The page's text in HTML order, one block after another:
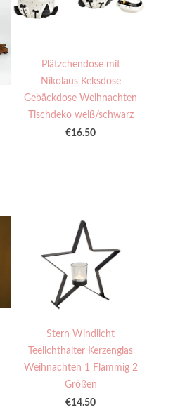
Plätzchendose mit
Nikolaus Keksdose
Gebäckdose Weihnachten
Tischdeko weiß/schwarz
€16.50
Stern Windlicht
Teelichthalter Kerzenglas
Weihnachten 1 Flammig 2
Größen
€14.50